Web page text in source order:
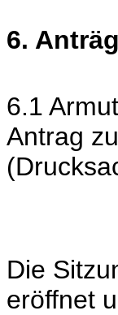
6.
6.1
Antrag
Die
eröffnet